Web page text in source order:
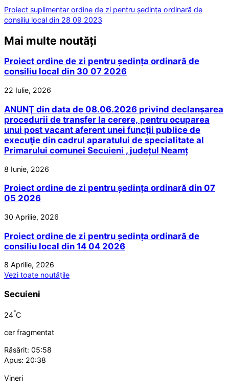
Proiect suplimentar ordine de zi pentru ședința ordinară de
consiliu local din 28 09 2023
Mai multe noutăți
Proiect ordine de zi pentru ședința ordinară de
consiliu local din 30 07 2026
22 Iulie, 2026
ANUNŢ din data de 08.06.2026 privind declanșarea
procedurii de transfer la cerere, pentru ocuparea
unui post vacant aferent unei funcții publice de
execuţie din cadrul aparatului de specialitate al
Primarului comunei Secuieni , județul Neamț
8 Iunie, 2026
Proiect ordine de zi pentru ședința ordinară din 07
05 2026
30 Aprilie, 2026
Proiect ordine de zi pentru ședința ordinară de
consiliu local din 14 04 2026
8 Aprilie, 2026
Vezi toate noutățile
Secuieni
24°C
cer fragmentat
Răsărit: 05:58
Apus: 20:38
Vineri